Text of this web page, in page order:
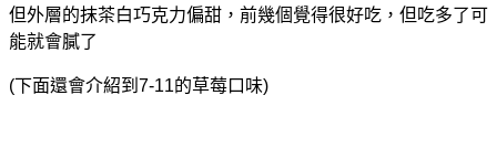
但外層的抹茶白巧克力偏甜，前幾個覺得很好吃，但吃多了可
能就會膩了
(下面還會介紹到7-11的草莓口味)